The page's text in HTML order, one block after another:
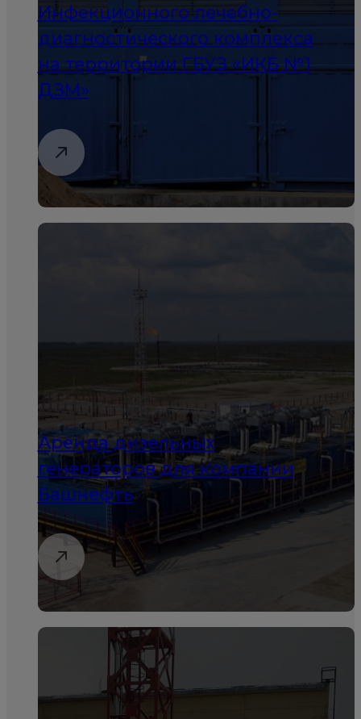
Инфекционного лечебно-
диагностического комплекса
на территории ГБУЗ «ИКБ №1
ДЗМ»
Аренда дизельных
генераторов для компании
Башнефть